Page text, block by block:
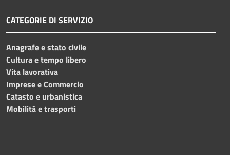
CATEGORIE DI SERVIZIO
Anagrafe e stato civile
Cultura e tempo libero
Vita lavorativa
Imprese e Commercio
Catasto e urbanistica
Mobilità e trasporti